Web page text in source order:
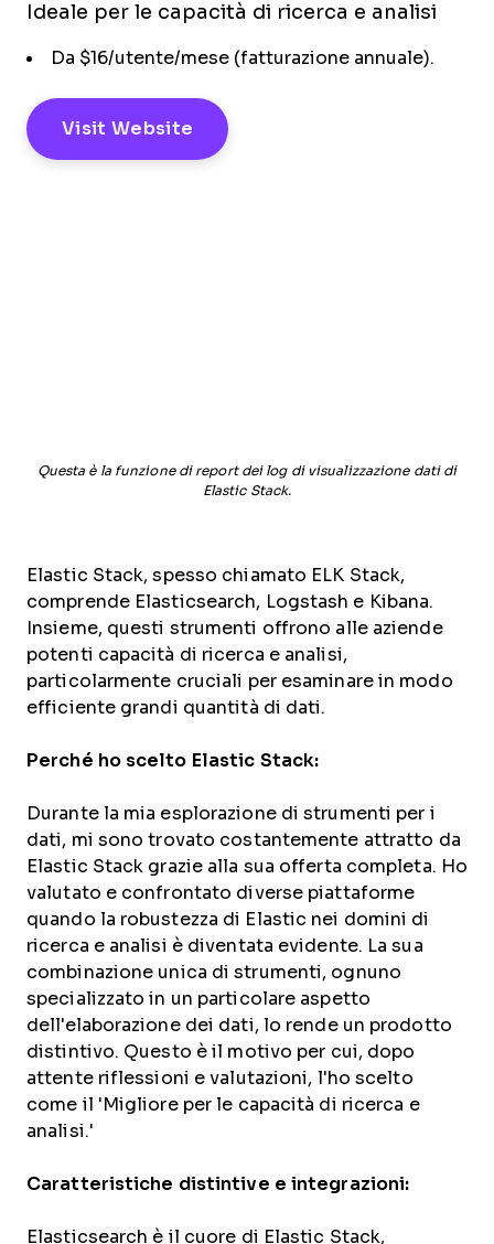
Ideale per le capacità di ricerca e analisi
Da $16/utente/mese (fatturazione annuale).
Visit Website
Questa è la funzione di report dei log di visualizzazione dati di
Elastic Stack.
Elastic Stack, spesso chiamato ELK Stack,
comprende Elasticsearch, Logstash e Kibana.
Insieme, questi strumenti offrono alle aziende
potenti capacità di ricerca e analisi,
particolarmente cruciali per esaminare in modo
efficiente grandi quantità di dati.
Perché ho scelto Elastic Stack:
Durante la mia esplorazione di strumenti per i
dati, mi sono trovato costantemente attratto da
Elastic Stack grazie alla sua offerta completa. Ho
valutato e confrontato diverse piattaforme
quando la robustezza di Elastic nei domini di
ricerca e analisi è diventata evidente. La sua
combinazione unica di strumenti, ognuno
specializzato in un particolare aspetto
dell'elaborazione dei dati, lo rende un prodotto
distintivo. Questo è il motivo per cui, dopo
attente riflessioni e valutazioni, l'ho scelto
come il 'Migliore per le capacità di ricerca e
analisi.'
Caratteristiche distintive e integrazioni:
Elasticsearch è il cuore di Elastic Stack,